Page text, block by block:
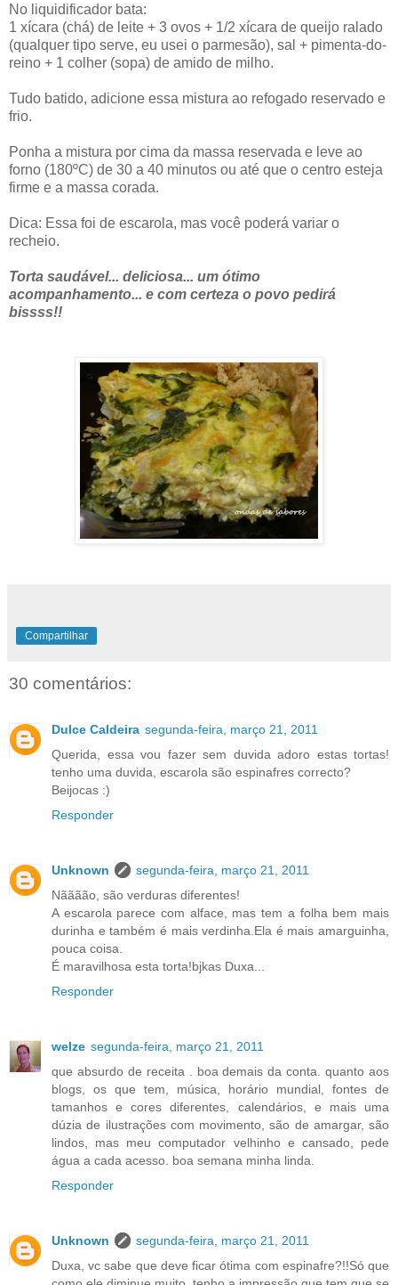
No liquidificador bata:
1 xícara (chá) de leite + 3 ovos + 1/2 xícara de queijo ralado
(qualquer tipo serve, eu usei o parmesão), sal + pimenta-do-
reino + 1 colher (sopa) de amido de milho.
Tudo batido, adicione essa mistura ao refogado reservado e
frio.
Ponha a mistura por cima da massa reservada e leve ao
forno (180ºC) de 30 a 40 minutos ou até que o centro esteja
firme e a massa corada.
Dica: Essa foi de escarola, mas você poderá variar o
recheio.
Torta saudável... deliciosa... um ótimo
acompanhamento... e com certeza o povo pedirá
bissss!!
Compartilhar
30 comentários:
Dulce Caldeira segunda-feira, março 21, 2011
Querida, essa vou fazer sem duvida adoro estas tortas!
tenho uma duvida, escarola são espinafres correcto?
Beijocas :)
Responder
Unknown
segunda-feira, março 21, 2011
Nãããão, são verduras diferentes!
A escarola parece com alface, mas tem a folha bem mais
durinha e também é mais verdinha.Ela é mais amarguinha,
pouca coisa.
É maravilhosa esta torta!bjkas Duxa...
Responder
welze segunda-feira, março 21, 2011
que absurdo de receita . boa demais da conta. quanto aos
blogs, os que tem, música, horário mundial, fontes de
tamanhos e cores diferentes, calendários, e mais uma
dúzia de ilustrações com movimento, são de amargar, são
lindos, mas meu computador velhinho e cansado, pede
água a cada acesso. boa semana minha linda.
Responder
Unknown
segunda-feira, março 21, 2011
Duxa, vc sabe que deve ficar ótima com espinafre?!!Só que